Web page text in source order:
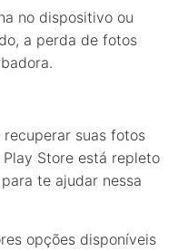
no dispositivo ou
a perda de fotos
suas fotos
Store está repleto
te ajudar nessa
opções disponíveis